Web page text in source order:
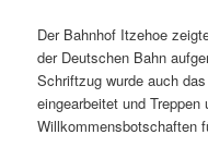
Der Bahnhof Itzehoe
der Deutschen Bahn
Schriftzug wurde auch
eingearbeitet und
Willkommensbotschaften